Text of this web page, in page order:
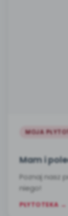
MOJA
Mam i
Poznaj nasz
niego!
PŁYTOTEKA →